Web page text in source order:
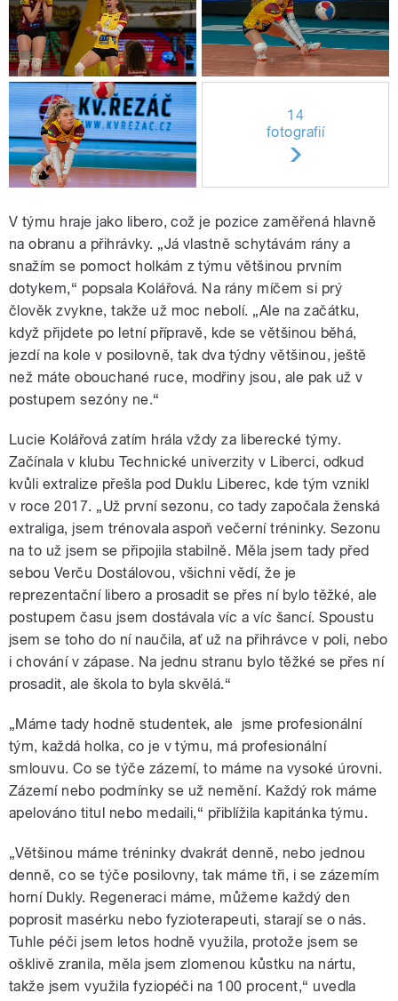
14
fotografií
V týmu hraje jako libero, což je pozice zaměřená hlavně
na obranu a přihrávky. „Já vlastně schytávám rány a
snažím se pomoct holkám z týmu většinou prvním
dotykem,“ popsala Kolářová. Na rány míčem si prý
člověk zvykne, takže už moc nebolí. „Ale na začátku,
když přijdete po letní přípravě, kde se většinou běhá,
jezdí na kole v posilovně, tak dva týdny většinou, ještě
než máte obouchané ruce, modřiny jsou, ale pak už v
postupem sezóny ne.“
Lucie Kolářová zatím hrála vždy za liberecké týmy.
Začínala v klubu Technické univerzity v Liberci, odkud
kvůli extralize přešla pod Duklu Liberec, kde tým vznikl
v roce 2017. „Už první sezonu, co tady započala ženská
extraliga, jsem trénovala aspoň večerní tréninky. Sezonu
na to už jsem se připojila stabilně. Měla jsem tady před
sebou Verču Dostálovou, všichni vědí, že je
reprezentační libero a prosadit se přes ní bylo těžké, ale
postupem času jsem dostávala víc a víc šancí. Spoustu
jsem se toho do ní naučila, ať už na přihrávce v poli, nebo
i chování v zápase. Na jednu stranu bylo těžké se přes ní
prosadit, ale škola to byla skvělá.“
„Máme tady hodně studentek, ale jsme profesionální
tým, každá holka, co je v týmu, má profesionální
smlouvu. Co se týče zázemí, to máme na vysoké úrovni.
Zázemí nebo podmínky se už nemění. Každý rok máme
apelováno titul nebo medaili,“ přiblížila kapitánka týmu.
„Většinou máme tréninky dvakrát denně, nebo jednou
denně, co se týče posilovny, tak máme tři, i se zázemím
horní Dukly. Regeneraci máme, můžeme každý den
poprosit masérku nebo fyzioterapeuti, starají se o nás.
Tuhle péči jsem letos hodně využila, protože jsem se
ošklivě zranila, měla jsem zlomenou kůstku na nártu,
takže jsem využila fyziopéči na 100 procent,“ uvedla